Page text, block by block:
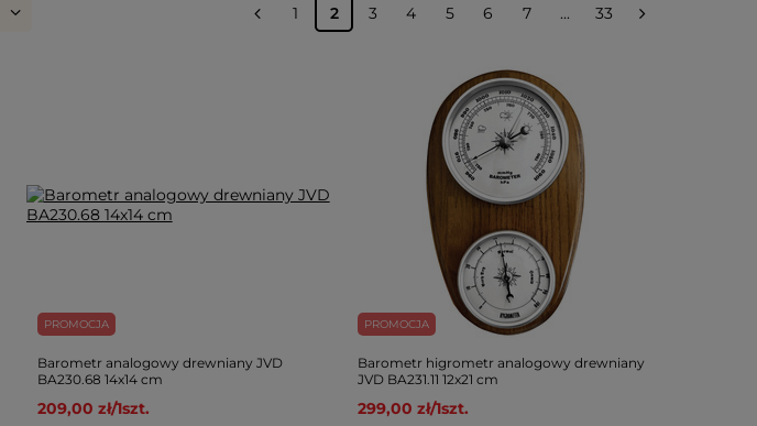
1 2 3 4 5 6 7 ... 33
PROMOCJA
Barometr analogowy drewniany JVD
BA230.68 14x14 cm
209,00 zł/1szt.
PROMOCJA
Barometr higrometr analogowy drewniany
JVD BA231.11 12x21 cm
299,00 zł/1szt.